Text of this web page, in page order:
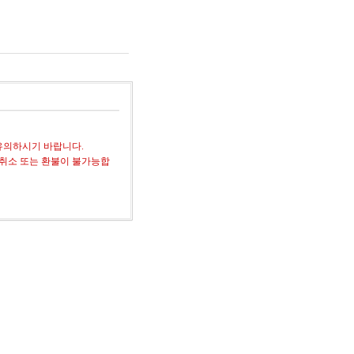
하시기 바랍니다.
소 또는 환불이 불가능합